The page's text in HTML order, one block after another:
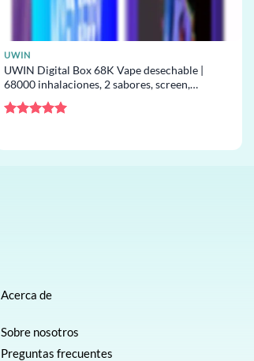
UWIN
UWIN Digital Box 68K Vape desechable |
68000 inhalaciones, 2 sabores, screen,
desechable al por mayor
Acerca de
Sobre nosotros
Preguntas frecuentes